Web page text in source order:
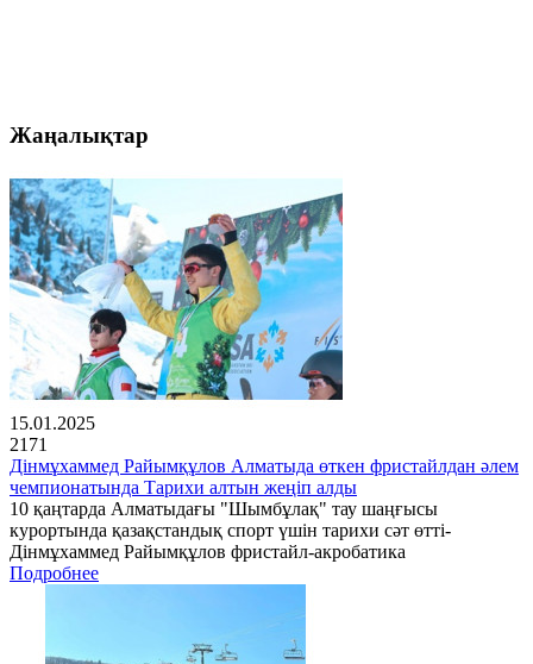
Жаңалықтар
15.01.2025
2171
Дінмұхаммед Райымқұлов Алматыда өткен фристайлдан әлем
чемпионатында Тарихи алтын жеңіп алды
10 қаңтарда Алматыдағы "Шымбұлақ" тау шаңғысы
курортында қазақстандық спорт үшін тарихи сәт өтті-
Дінмұхаммед Райымқұлов фристайл-акробатика
Подробнее